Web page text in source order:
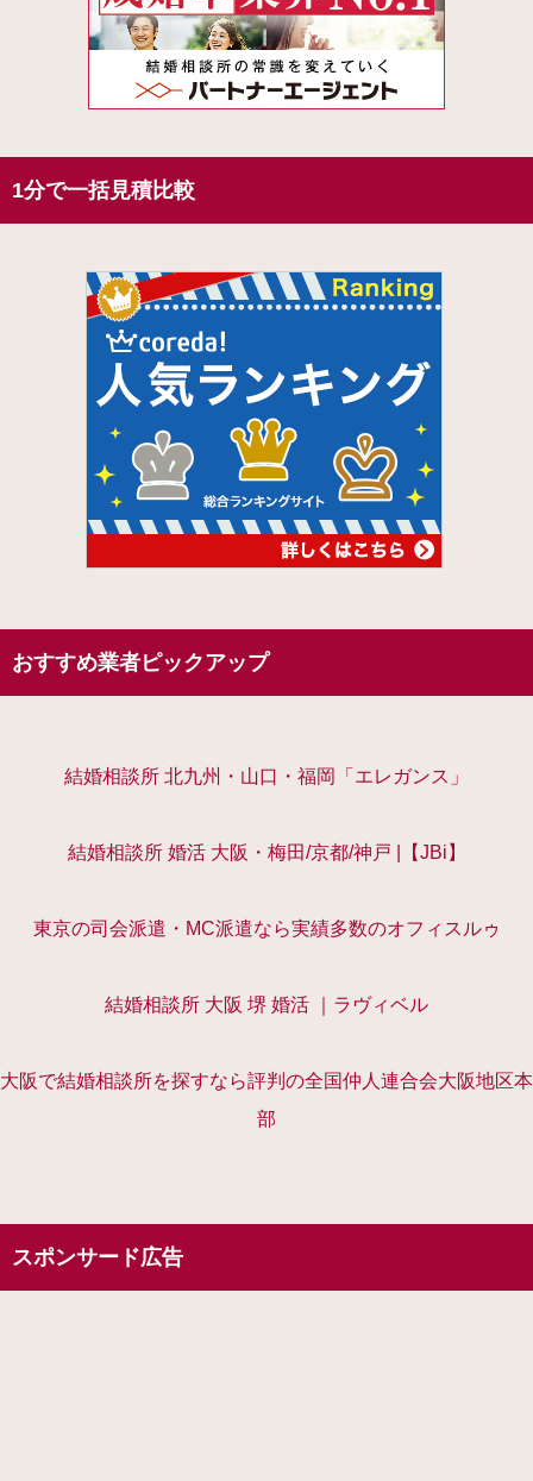
1分で一括見積比較
おすすめ業者ピックアップ
結婚相談所 北九州・山口・福岡「エレガンス」
結婚相談所 婚活 大阪・梅田/京都/神戸 |【JBi】
東京の司会派遣・MC派遣なら実績多数のオフィスルゥ
結婚相談所 大阪 堺 婚活 ｜ラヴィベル
大阪で結婚相談所を探すなら評判の全国仲人連合会大阪地区本
部
スポンサード広告